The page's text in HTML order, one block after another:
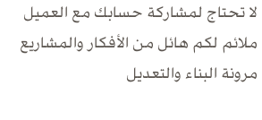
لا تحتاج لمشاركة حسابك مع العميل
ملائم لكم هائل من الأفكار والمشاريع
مرونة البناء والتعديل